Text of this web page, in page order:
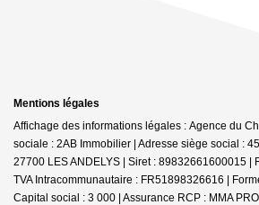
Mentions légales
Affichage des informations légales : Agence du
sociale : 2AB Immobilier | Adresse siège social :
27700 LES ANDELYS | Siret : 89832661600015 |
TVA Intracommunautaire : FR51898326616 |
Capital social : 3 000 | Assurance RCP : MMA